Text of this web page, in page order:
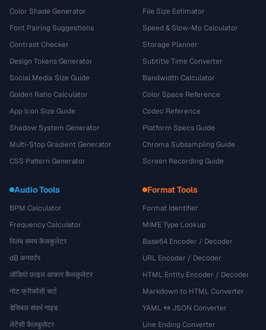
Color Shade Generator
Font Pairing Suggestions
Contrast Checker
Design Tokens Generator
Social Media Size Guide
Golden Ratio Calculator
App Icon Size Guide
Shadow System Generator
Multi-Stop Gradient Generator
CSS Pattern Generator
File Size Estimator
Speed & Slow-Mo Calculator
Storage Planner
Subtitle Time Converter
Bandwidth Calculator
Color Space Reference
Codec Reference
Platform Specs Guide
Chroma Subsampling Guide
Screen Recording Guide
Audio Tools
BPM Calculator
Frequency Calculator
विलंब समय कैलकुलेटर
dB कनवर्टर
ऑडियो फ़ाइल आकार कैलकुलेटर
नोट फ्रीक्वेंसी चार्ट
डेसिबल संदर्भ गाइड
लेटेंसी कैलकुलेटर
Format Tools
Format Identifier
MIME Type Lookup
Base64 Encoder / Decoder
URL Encoder / Decoder
HTML Entity Encoder / Decoder
Markdown to HTML Converter
YAML ↔ JSON Converter
Line Ending Converter